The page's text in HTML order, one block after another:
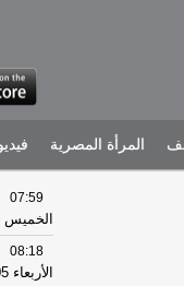
المرأة المصرية
07:59
الخميس 06-08-2026
08:18
الأربعاء 05-08-2026